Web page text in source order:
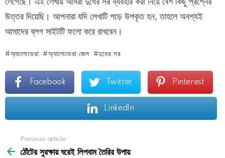
উত্তর দিয়েছি। আপনারা যদি লেখাটি পড়ে উপকৃত হন, তাহলে অবশ্যই
আমাদের ব্লগ সাইটটি ফলো করে রাখবেন।
অ্যালোভেরা অ্যালোভেরা জেল দুধের সর
Facebook Twitter Pinterest
LinkedIn
more
Previous article
ঠোঁটের সুরক্ষায় ঘরেই লিপবাম তৈরির উপায়